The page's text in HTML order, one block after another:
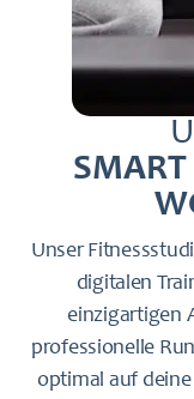
Unser
digitalen
einzigartigen
professionelle
optimal auf